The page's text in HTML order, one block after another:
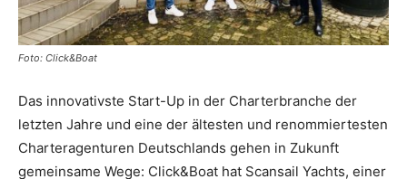
Foto: Click&Boat
Das innovativste Start-Up in der Charterbranche der
letzten Jahre und eine der ältesten und renommiertesten
Charteragenturen Deutschlands gehen in Zukunft
gemeinsame Wege: Click&Boat hat Scansail Yachts, einer